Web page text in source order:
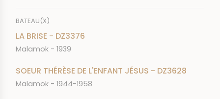
BATEAU(X)
LA BRISE - DZ3376
Malamok - 1939
SOEUR THÉRÈSE DE L'ENFANT JÉSUS - DZ3628
Malamok - 1944-1958